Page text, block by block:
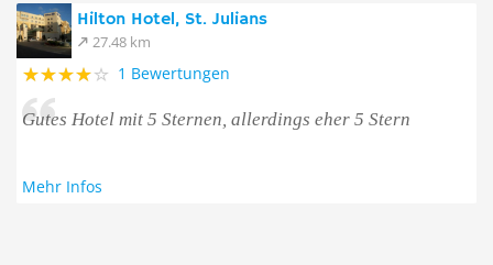
Hilton Hotel, St. Julians
27.48 km
1 Bewertungen
Gutes Hotel mit 5 Sternen, allerdings eher 5 Stern
Mehr Infos